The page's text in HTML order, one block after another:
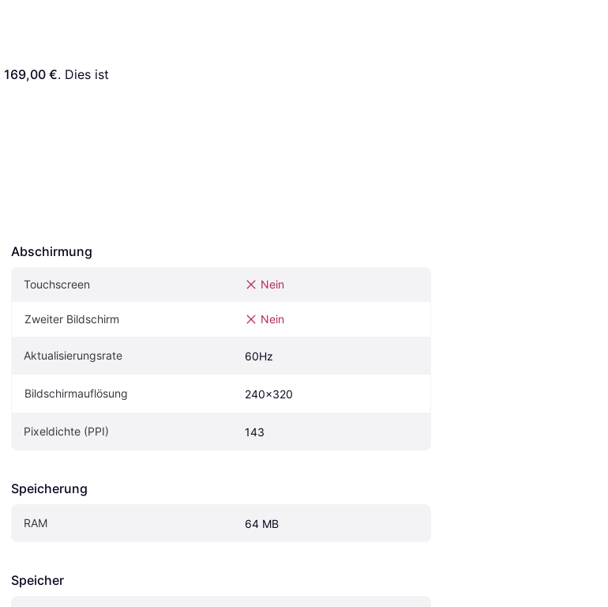
169,00 €. Dies ist
Abschirmung
Touchscreen Nein
Zweiter Bildschirm Nein
Aktualisierungsrate 60Hz
Bildschirmauflösung 240x320
Pixeldichte (PPI) 143
Speicherung
RAM 64 MB
Speicher